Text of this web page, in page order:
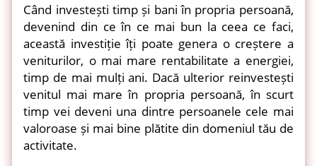
Când investești timp și bani în propria persoană,
devenind din ce în ce mai bun la ceea ce faci,
această investiție îți poate genera o creștere a
veniturilor, o mai mare rentabilitate a energiei,
timp de mai mulți ani. Dacă ulterior reinvestești
venitul mai mare în propria persoană, în scurt
timp vei deveni una dintre persoanele cele mai
valoroase și mai bine plătite din domeniul tău de
activitate.